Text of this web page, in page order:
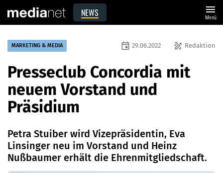
NEWS menu
Menü
MARKETING & MEDIA draw Redaktion
event 29.06.2022
Presseclub Concordia mit
neuem Vorstand und
Präsidium
Petra Stuiber wird Vizepräsidentin, Eva
Linsinger neu im Vorstand und Heinz
Nußbaumer erhält die Ehrenmitgliedschaft.